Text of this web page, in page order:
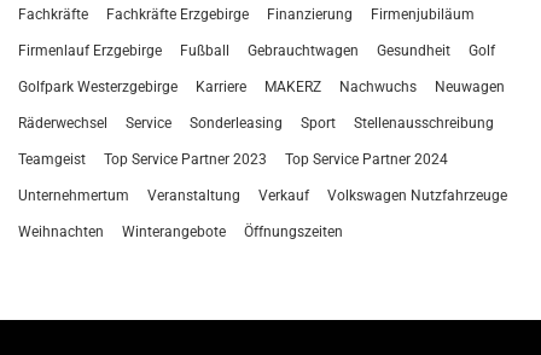
Fachkräfte Fachkräfte Erzgebirge Finanzierung Firmenjubiläum
Firmenlauf Erzgebirge Fußball Gebrauchtwagen Gesundheit Golf
Golfpark Westerzgebirge Karriere MAKERZ Nachwuchs Neuwagen
Räderwechsel Service Sonderleasing Sport Stellenausschreibung
Teamgeist Top Service Partner 2023 Top Service Partner 2024
Unternehmertum Veranstaltung Verkauf Volkswagen Nutzfahrzeuge
Weihnachten Winterangebote Öffnungszeiten